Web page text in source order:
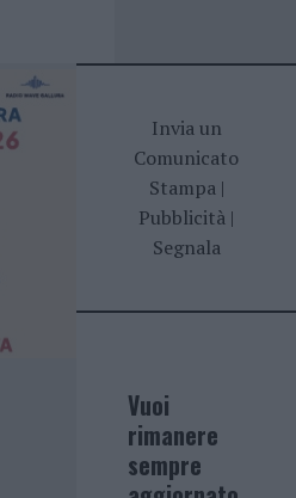
Invia un
Comunicato
Stampa|
Pubblicità |
Segnala
Vuoi
rimanere
sempre